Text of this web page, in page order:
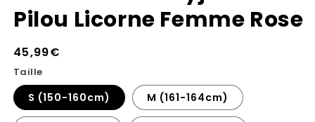
Pilou Licorne Femme Rose
Prix
habituel
45,99€
Taille
S (150-160cm) M (161-164cm)